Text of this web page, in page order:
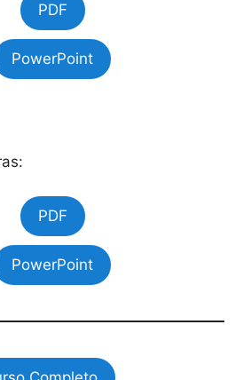
PDF
PowerPoint
PDF
PowerPoint